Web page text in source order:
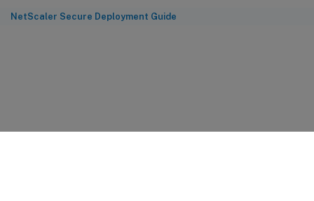
NetScaler Secure Deployment Guide